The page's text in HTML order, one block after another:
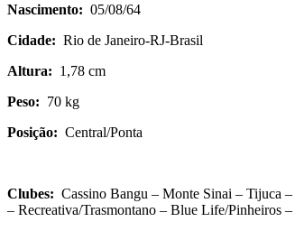
Nascimento: 05/08/64
Cidade: Rio de Janeiro-RJ-Brasil
Altura: 1,78 cm
Peso: 70 kg
Posição: Central/Ponta
Clubes: Cassino Bangu – Monte Sinai – Tijuca
– Recreativa/Trasmontano – Blue Life/Pinheiros